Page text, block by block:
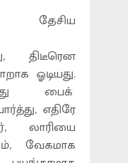
தேசிய
திடீரென
ஓடியது.
பைக்
எதிரே
லாரியை
வேகமாக